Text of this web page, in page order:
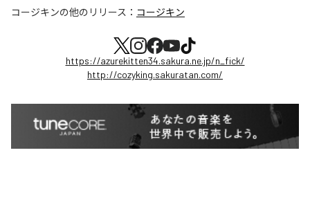
コージキンの他のリリース： コージキン
https://azurekitten34.sakura.ne.jp/n_fick/
http://cozyking.sakuratan.com/